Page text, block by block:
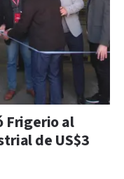
Frigerio al
de US$3